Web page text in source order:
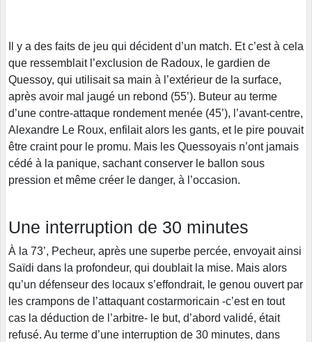
Il y a des faits de jeu qui décident d’un match. Et c’est à cela
que ressemblait l’exclusion de Radoux, le gardien de
Quessoy, qui utilisait sa main à l’extérieur de la surface,
après avoir mal jaugé un rebond (55’). Buteur au terme
d’une contre-attaque rondement menée (45’), l’avant-centre,
Alexandre Le Roux, enfilait alors les gants, et le pire pouvait
être craint pour le promu. Mais les Quessoyais n’ont jamais
cédé à la panique, sachant conserver le ballon sous
pression et même créer le danger, à l’occasion.
Une interruption de 30 minutes
À la 73’, Pecheur, après une superbe percée, envoyait ainsi
Saïdi dans la profondeur, qui doublait la mise. Mais alors
qu’un défenseur des locaux s’effondrait, le genou ouvert par
les crampons de l’attaquant costarmoricain -c’est en tout
cas la déduction de l’arbitre- le but, d’abord validé, était
refusé. Au terme d’une interruption de 30 minutes, dans